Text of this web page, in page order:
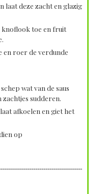
laat deze zacht en glazig
knoflook toe en fruit
en roer de verdunde
wat van de saus
zachtjes sudderen.
afkoelen en giet het
op